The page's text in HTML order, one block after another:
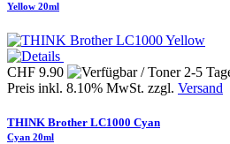
Yellow 20ml
CHF 9.90
Preis inkl. 8.10% MwSt. zzgl. Versand
THINK Brother LC1000 Cyan
Cyan 20ml